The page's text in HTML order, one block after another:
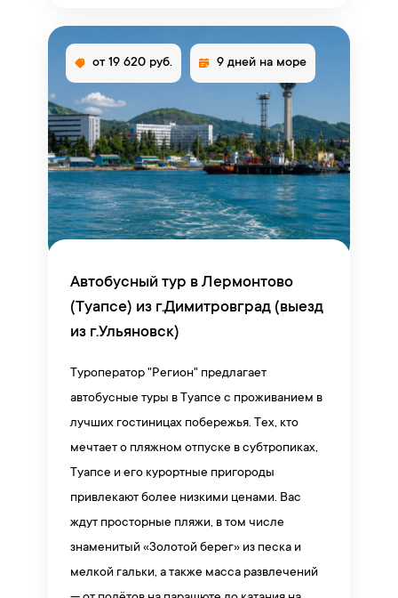
от 19 620 руб. 9 дней на море
Автобусный тур в Лермонтово
(Туапсе) из г.Димитровград (выезд
из г.Ульяновск)
Туроператор "Регион" предлагает
автобусные туры в Туапсе с проживанием в
лучших гостиницах побережья. Тех, кто
мечтает о пляжном отпуске в субтропиках,
Туапсе и его курортные пригороды
привлекают более низкими ценами. Вас
ждут просторные пляжи, в том числе
знаменитый «Золотой берег» из песка и
мелкой гальки, а также масса развлечений